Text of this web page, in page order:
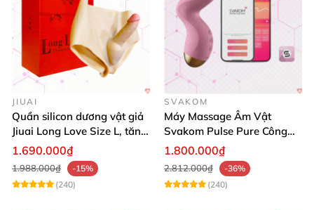
JIUAI
Quần silicon dương vật giả
Jiuai Long Love Size L, tăng
khoái cảm, giá tốt
1.690.000₫
1.988.000₫
-15%
(240)
SVAKOM
Máy Massage Âm Vật
Svakom Pulse Pure Công
Nghệ Sóng Âm Hút Mạnh
1.800.000₫
2.812.000₫
-36%
(240)